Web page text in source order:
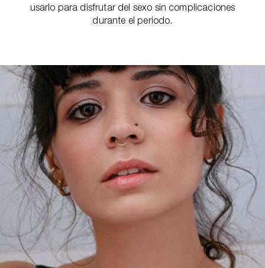
usarlo para disfrutar del sexo sin complicaciones
durante el periodo.